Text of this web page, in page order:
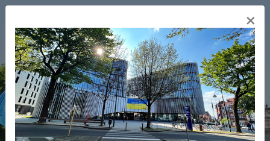
Overslaan
naar
de
inhoud
gaan
ADMINISTRATIEVE STAPPEN
NL
×